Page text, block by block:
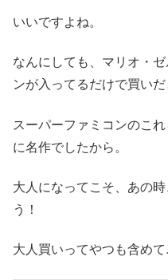
いいですよね。
なんにしても、マリオ・
ンが入ってるだけで買いだ
スーパーファミコンのこ
に名作でしたから。
大人になってこそ、あの
う！
大人買いってやつも含めて